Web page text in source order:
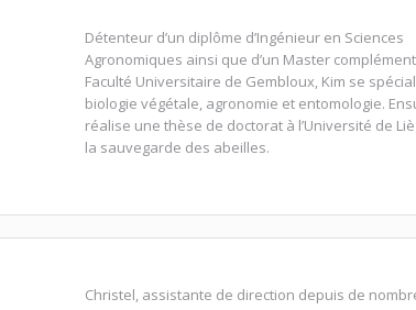
Détenteur d’un diplôme d’Ingénieur en Sciences
Agronomiques ainsi que d’un Master
Faculté Universitaire de Gembloux, Kim se
biologie végétale, agronomie et entomologie.
réalise une thèse de doctorat à l’Université de
la sauvegarde des abeilles.
Christel, assistante de direction depuis de